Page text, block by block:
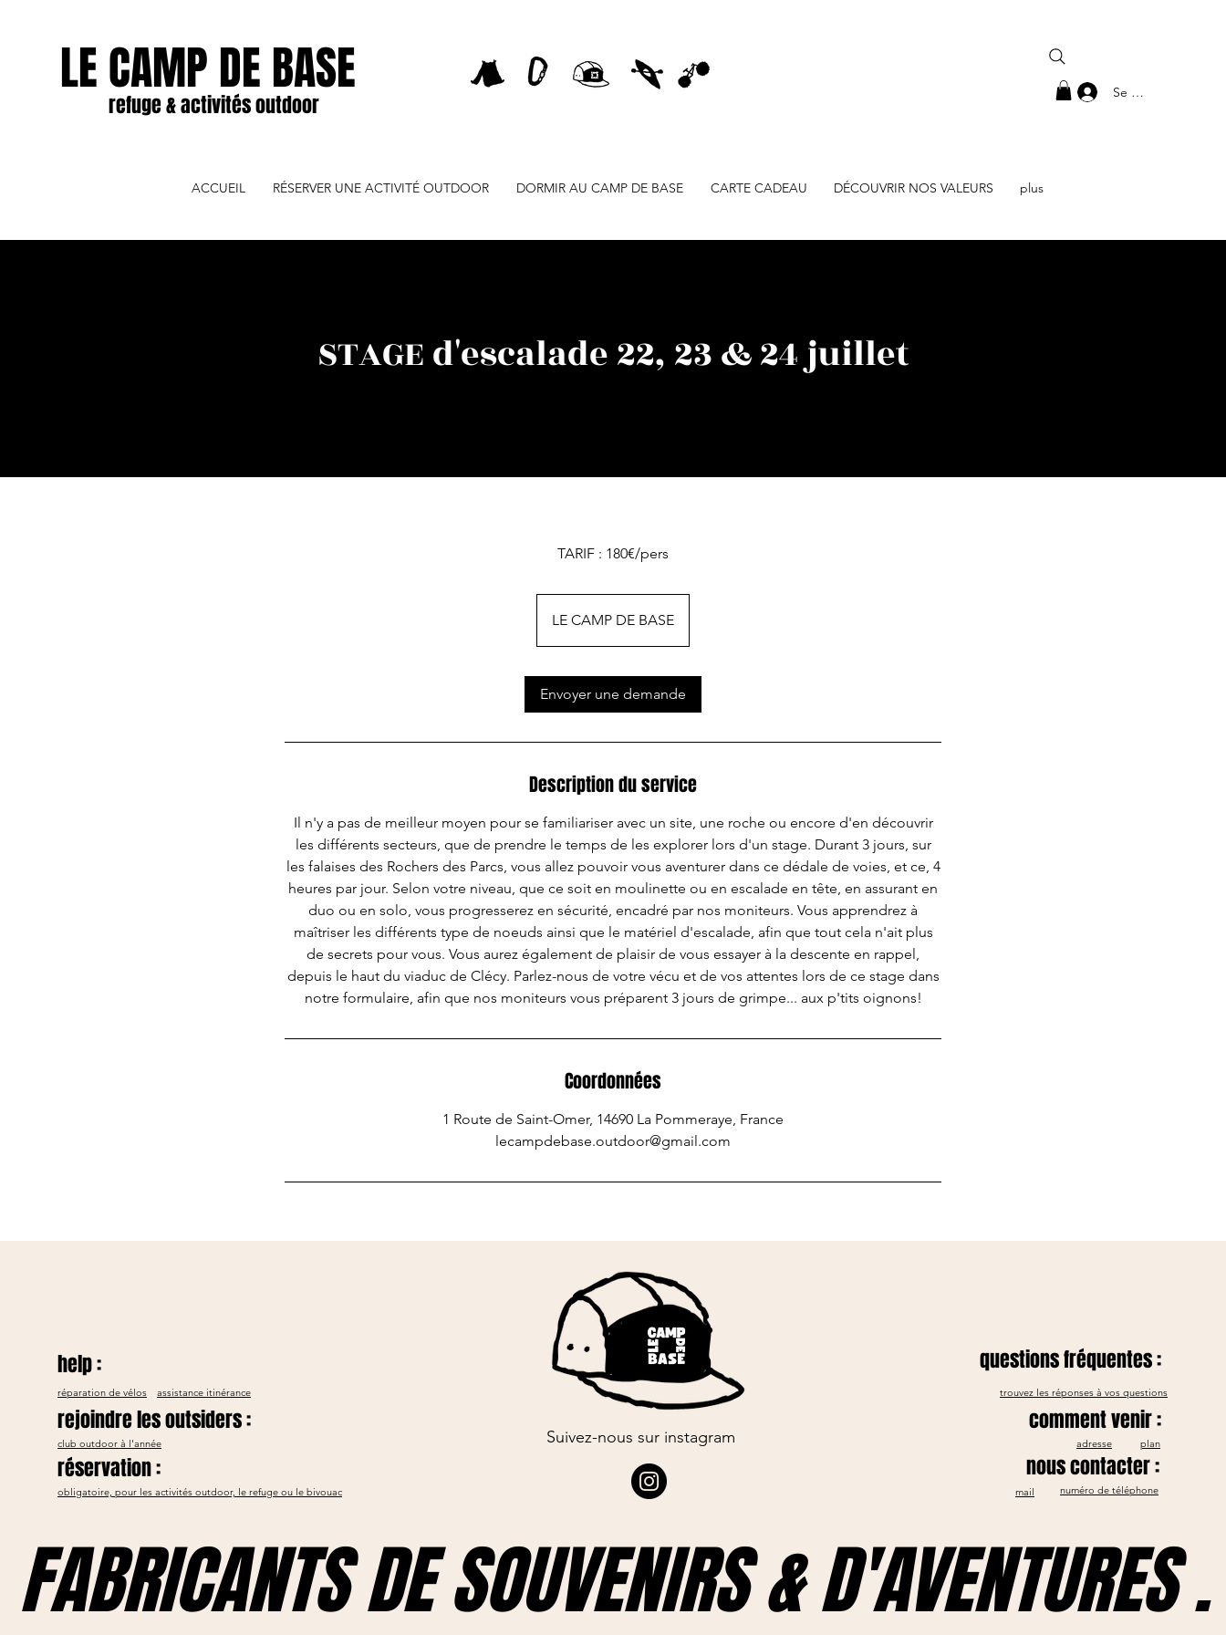
LE CAMP DE BASE
refuge & activités outdoor Se connecter
ACCUEIL RÉSERVER UNE ACTIVITÉ OUTDOOR DORMIR AU CAMP DE BASE CARTE CADEAU DÉCOUVRIR NOS VALEURS plus
STAGE d'escalade 22, 23 & 24 juillet
TARIF : 180€/pers
LE CAMP DE BASE
Envoyer une demande
Description du service
Il n'y a pas de meilleur moyen pour se familiariser avec un site, une roche ou encore d'en découvrir
les différents secteurs, que de prendre le temps de les explorer lors d'un stage. Durant 3 jours, sur
les falaises des Rochers des Parcs, vous allez pouvoir vous aventurer dans ce dédale de voies, et ce, 4
heures par jour. Selon votre niveau, que ce soit en moulinette ou en escalade en tête, en assurant en
duo ou en solo, vous progresserez en sécurité, encadré par nos moniteurs. Vous apprendrez à
maîtriser les différents type de noeuds ainsi que le matériel d'escalade, afin que tout cela n'ait plus
de secrets pour vous. Vous aurez également de plaisir de vous essayer à la descente en rappel,
depuis le haut du viaduc de Clécy. Parlez-nous de votre vécu et de vos attentes lors de ce stage dans
notre formulaire, afin que nos moniteurs vous préparent 3 jours de grimpe... aux p'tits oignons!
Coordonnées
1 Route de Saint-Omer, 14690 La Pommeraye, France
lecampdebase.outdoor@gmail.com
help :
help :
réparation de vélos assistance itinérance
Suivez-nous sur instagram
rejoindre les outsiders :
club outdoor à l'année
réservation :
obligatoire, pour les activités outdoor, le refuge ou le bivouac
questions fréquentes :
trouvez les réponses à vos questions
comment venir :
adresse plan
nous contacter :
mail numéro de téléphone
FABRICANTS DE SOUVENIRS & D'AVENTURES .